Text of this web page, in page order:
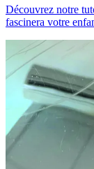
Découvrez notre
fascinera votre